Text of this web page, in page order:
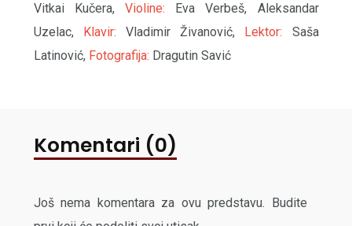
Vitkai Kučera, Violine:
Eva Verbeš, Aleksandar
Uzelac,
Klavir: Vladimir Živanović, Lektor: Saša
Latinović, Fotografija: Dragutin Savić
Komentari (0)
Još nema komentara za ovu predstavu. Budite